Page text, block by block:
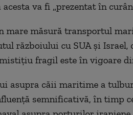
va fi „prezentat în
mare măsură transportul
războiului cu SUA și Israel,
fragil este în vigoare
asupra căii maritime a
semnificativă, în timp